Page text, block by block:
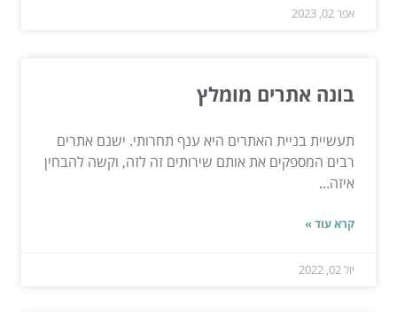
אפר 02, 2023
בונה אתרים מומלץ
תעשיית בניית האתרים היא ענף תחרותי. ישנם אתרים
רבים המספקים את אותם שירותים זה לזה, וקשה להבחין
איזה...
קרא עוד »
יול 02, 2022